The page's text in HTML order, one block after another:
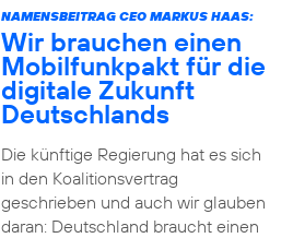
NAMENSBEITRAG CEO MARKUS HAAS:
Wir brauchen einen
Mobilfunkpakt für die
digitale Zukunft
Deutschlands
Die künftige Regierung hat es sich
in den Koalitionsvertrag
geschrieben und auch wir glauben
daran: Deutschland braucht einen